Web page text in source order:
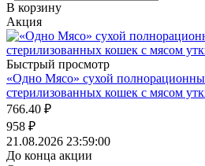
В корзину
Акция
Быстрый просмотр
«Одно Мясо» сухой
стерилизованных кошек с мясом
766.40 ₽
958 ₽
21.08.2026 23:59:00
До конца акции